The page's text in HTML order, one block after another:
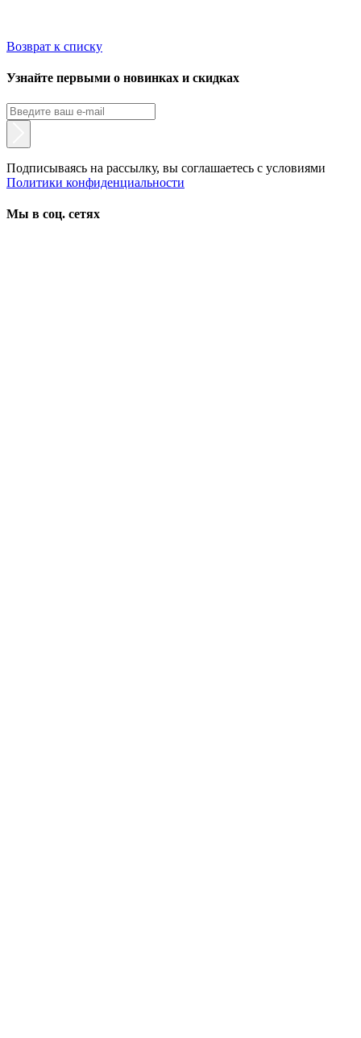
Возврат к списку
Узнайте первыми о новинках и скидках
Подписываясь на рассылку, вы соглашаетесь с условиями
Политики конфиденциальности
Мы в соц. сетях